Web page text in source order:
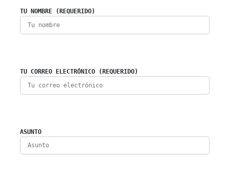
TU NOMBRE (REQUERIDO)
TU CORREO ELECTRÓNICO (REQUERIDO)
ASUNTO